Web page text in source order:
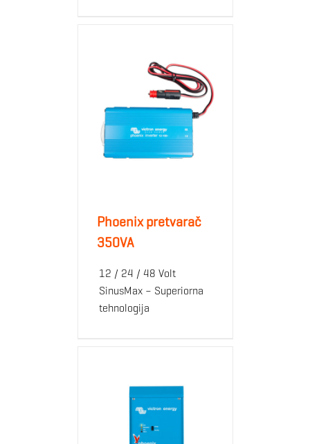
Phoenix pretvarač
350VA
12 / 24 / 48 Volt
SinusMax – Superiorna
tehnologija